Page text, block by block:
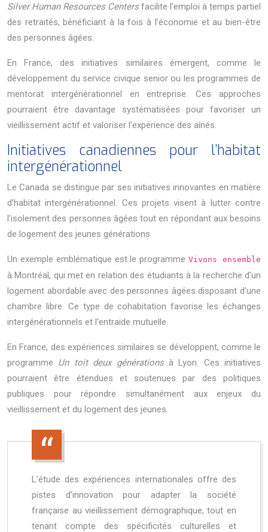
Silver Human Resources Centersfacilite l’emploi à temps partiel
des retraités, bénéficiant à la fois à l’économie et au bien-être
des personnes âgées.
En France, des initiatives similaires émergent, comme le
développement du service civique senior ou les programmes de
mentorat intergénérationnel en entreprise. Ces approches
pourraient être davantage systématisées pour favoriser un
vieillissement actif et valoriser l’expérience des aînés.
Initiatives canadiennes pour l’habitat
intergénérationnel
Le Canada se distingue par ses initiatives innovantes en matière
d’habitat intergénérationnel. Ces projets visent à lutter contre
l’isolement des personnes âgées tout en répondant aux besoins
de logement des jeunes générations.
Un exemple emblématique est le programmeVivons ensemble
à Montréal, qui met en relation des étudiants à la recherche d’un
logement abordable avec des personnes âgées disposant d’une
chambre libre. Ce type de cohabitation favorise les échanges
intergénérationnels et l’entraide mutuelle.
En France, des expériences similaires se développent, comme le
programme Un toit deux générationsà Lyon. Ces initiatives
pourraient être étendues et soutenues par des politiques
publiques pour répondre simultanément aux enjeux du
vieillissement et du logement des jeunes.
L’étude des expériences internationales offre des
pistes d’innovation pour adapter la société
française au vieillissement démographique, tout en
tenant compte des spécificités culturelles et